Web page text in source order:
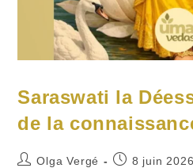
Saraswati la
de la
Auteur/autrice
Olga Vergé
Publication
8 juin 2026